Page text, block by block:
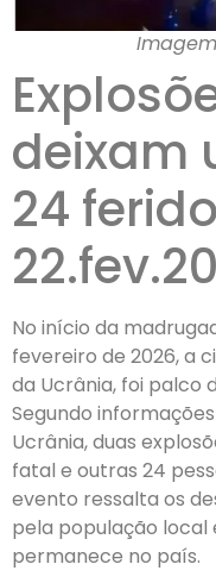
deixam
24
No início da
fevereiro de 2026, a
da Ucrânia, foi palco
Segundo
Ucrânia, duas
fatal e outras 24
evento ressalta os
pela população local
permanece no país.